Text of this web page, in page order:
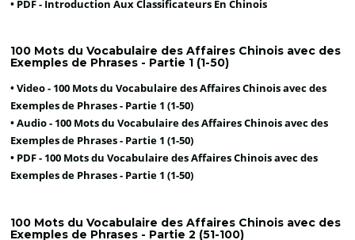
• PDF - Introduction Aux Classificateurs En Chinois
100 Mots du Vocabulaire des Affaires Chinois avec des
Exemples de Phrases - Partie 1 (1-50)
• Video - 100 Mots du Vocabulaire des Affaires Chinois avec des
Exemples de Phrases - Partie 1 (1-50)
• Audio - 100 Mots du Vocabulaire des Affaires Chinois avec des
Exemples de Phrases - Partie 1 (1-50)
• PDF - 100 Mots du Vocabulaire des Affaires Chinois avec des
Exemples de Phrases - Partie 1 (1-50)
100 Mots du Vocabulaire des Affaires Chinois avec des
Exemples de Phrases - Partie 2 (51-100)